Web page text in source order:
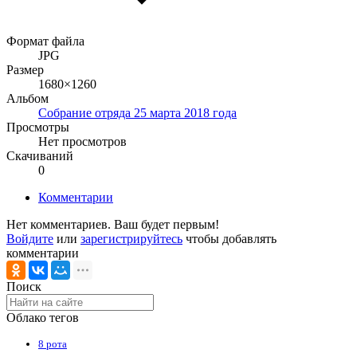
Формат файла
JPG
Размер
1680×1260
Альбом
Собрание отряда 25 марта 2018 года
Просмотры
Нет просмотров
Скачиваний
0
Комментарии
Нет комментариев. Ваш будет первым!
Войдите или зарегистрируйтесь чтобы добавлять
комментарии
Поиск
Облако тегов
8 рота